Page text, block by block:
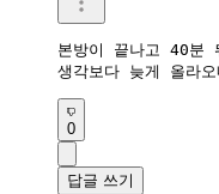
본방이 끝나고 40분
생각보다 늦게 올라
0
답글 쓰기